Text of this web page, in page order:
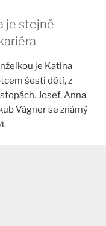
je stejně
je Katina
šesti dětí, z
Josef, Anna
Vágner se známý